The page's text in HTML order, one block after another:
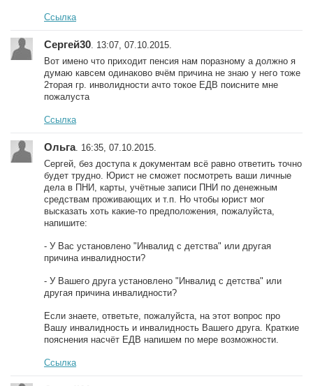
Ссылка
Сергей30 . 13:07, 07.10.2015.
Вот имено что приходит пенсия нам поразному а должно я
думаю кавсем одинаково вчём причина не знаю у него тоже
2торая гр. инволидности ачто токое ЕДВ поисните мне
пожалуста
Ссылка
Ольга. 16:35, 07.10.2015.
Сергей, без доступа к документам всё равно ответить точно
будет трудно. Юрист не сможет посмотреть ваши личные
дела в ПНИ, карты, учётные записи ПНИ по денежным
средствам проживающих и т.п. Но чтобы юрист мог
высказать хоть какие-то предположения, пожалуйста,
напишите:
- У Вас установлено "Инвалид с детства" или другая
причина инвалидности?
- У Вашего друга установлено "Инвалид с детства" или
другая причина инвалидности?
Если знаете, ответьте, пожалуйста, на этот вопрос про
Вашу инвалидность и инвалидность Вашего друга. Краткие
пояснения насчёт ЕДВ напишем по мере возможности.
Ссылка